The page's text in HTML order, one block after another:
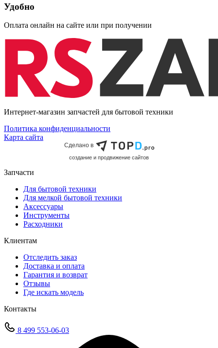
Удобно
Оплата онлайн на сайте или при получении
Интернет-магазин запчастей для бытовой техники
Политика конфиденциальности
Карта сайта
Сделано в
cоздание и продвижение сайтов
Запчасти
Для бытовой техники
Для мелкой бытовой техники
Аксессуары
Инструменты
Расходники
Клиентам
Отследить заказ
Доставка и оплата
Гарантия и возврат
Отзывы
Где искать модель
Контакты
8 499 553-06-03